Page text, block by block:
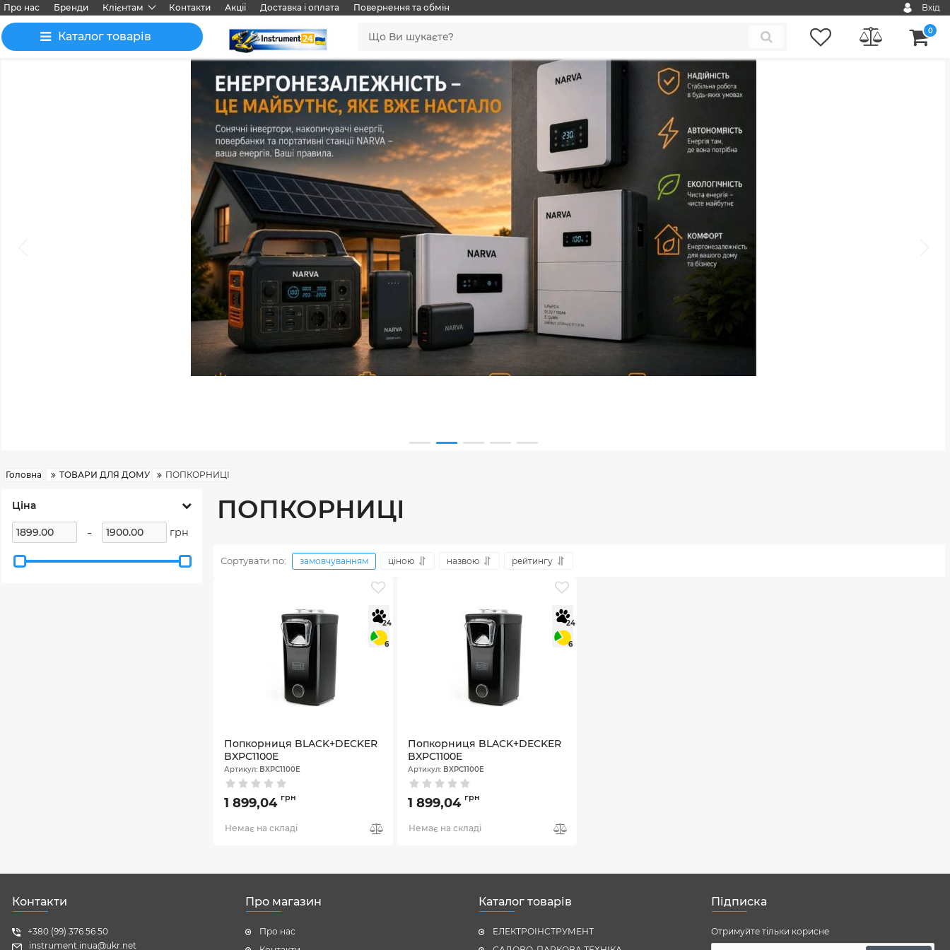
Про нас Бренди Клієнтам Контакти Акції Доставка і оплата Повернення та обмін Вхід
Каталог товарів 0
Головна ТОВАРИ ДЛЯ ДОМУ ПОПКОРНИЦІ
Ціна
- грн
ПОПКОРНИЦІ
Сортувати по: замовчуванням ціною назвою рейтингу
24
6
Попкорниця BLACK+DECKER
BXPC1100E
Артикул: BXPC1100E
1 899,04 грн
Немає на складі
24
6
Попкорниця BLACK+DECKER
BXPC1100E
Артикул: BXPC1100E
1 899,04 грн
Немає на складі
Контакти
+380 (99) 376 56 50
instrument.inua@ukr.net
Про магазин
Про нас
Каталог товарів
ЕЛЕКТРОІНСТРУМЕНТ
Підписка
Отримуйте тільки корисне